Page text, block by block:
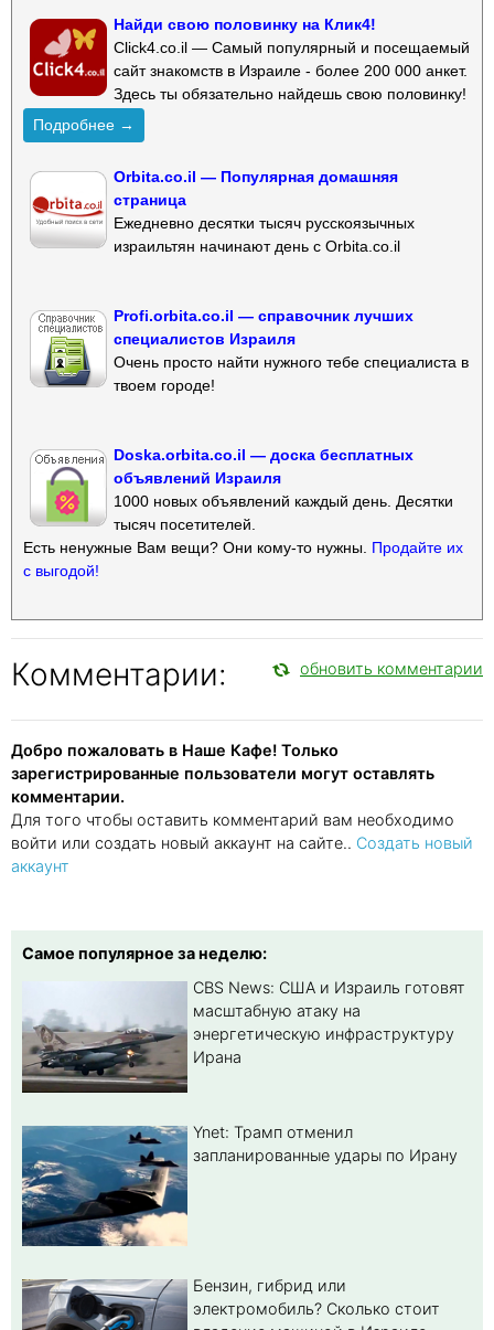
Найди свою половинку на Клик4!
Click4.co.il — Самый популярный и посещаемый
сайт знакомств в Израиле - более 200 000 анкет.
Здесь ты обязательно найдешь свою половинку!
Подробнее →
Orbita.co.il — Популярная домашняя
страница
Ежедневно десятки тысяч русскоязычных
израильтян начинают день с Orbita.co.il
Profi.orbita.co.il — справочник лучших
специалистов Израиля
Очень просто найти нужного тебе специалиста в
твоем городе!
Doska.orbita.co.il — доска бесплатных
объявлений Израиля
1000 новых объявлений каждый день. Десятки
тысяч посетителей.
Есть ненужные Вам вещи? Они кому-то нужны. Продайте их
с выгодой!
Комментарии: обновить комментарии
Добро пожаловать в Наше Кафе! Только
зарегистрированные пользователи могут оставлять
комментарии.
Для того чтобы оставить комментарий вам необходимо
войти или создать новый аккаунт на сайте.. Создать новый
аккаунт
Самое популярное за неделю:
CBS News: США и Израиль готовят
масштабную атаку на
энергетическую инфраструктуру
Ирана
Ynet: Трамп отменил
запланированные удары по Ирану
Бензин, гибрид или
электромобиль? Cколько стоит